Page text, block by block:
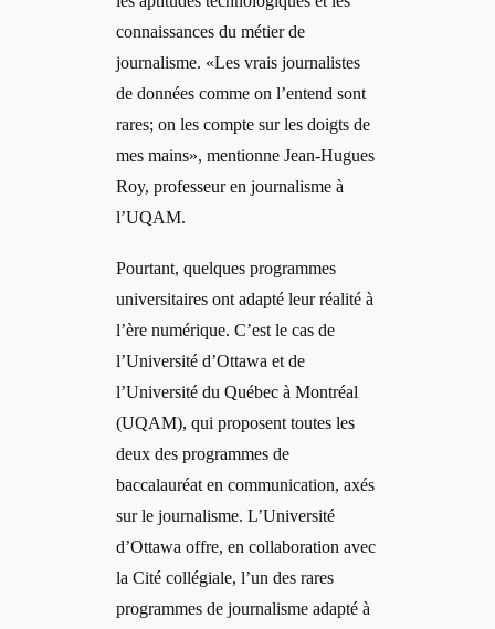
connaissances du métier de
journalisme. «Les vrais journalistes
de données comme on l’entend sont
rares; on les compte sur les doigts de
mes mains», mentionne Jean-Hugues
Roy, professeur en journalisme à
l’UQAM.
Pourtant, quelques programmes
universitaires ont adapté leur réalité à
l’ère numérique. C’est le cas de
l’Université d’Ottawa et de
l’Université du Québec à Montréal
(UQAM), qui proposent toutes les
deux des programmes de
baccalauréat en communication, axés
sur le journalisme. L’Université
d’Ottawa offre, en collaboration avec
la Cité collégiale, l’un des rares
programmes de journalisme adapté à